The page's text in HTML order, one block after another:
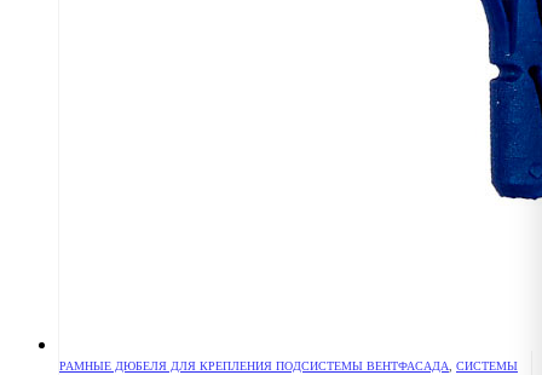
РАМНЫЕ ДЮБЕЛЯ ДЛЯ КРЕПЛЕНИЯ ПОДСИСТЕМЫ ВЕНТФАСАДА, СИСТЕМЫ